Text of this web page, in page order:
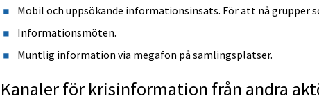
Mobil och uppsökande informationsinsats. För att nå grupper
Informationsmöten.
Muntlig information via megafon på samlingsplatser.
Kanaler för krisinformation från andra